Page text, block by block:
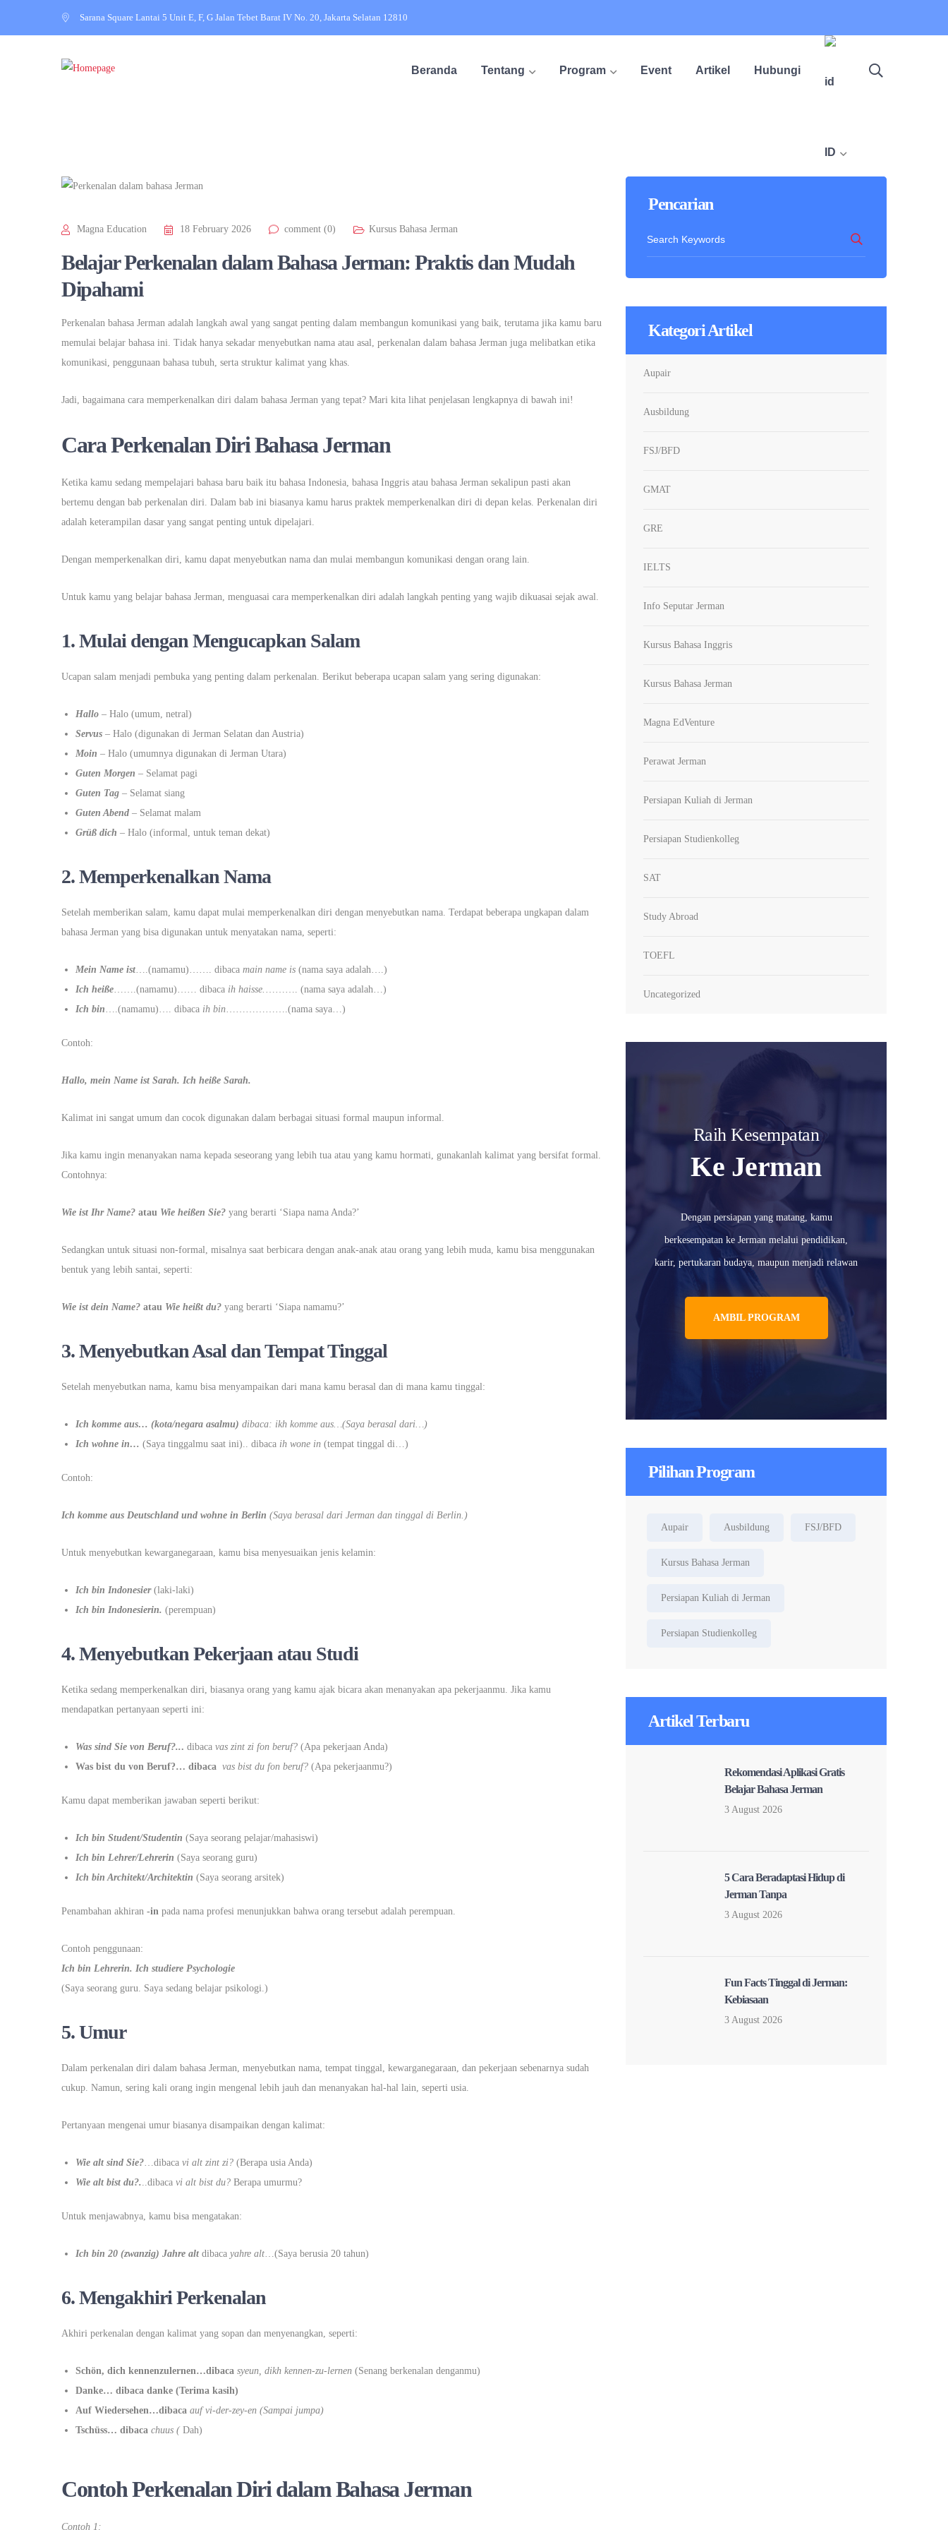
Sarana Square Lantai 5 Unit E, F, G Jalan Tebet Barat IV No. 20, Jakarta Selatan 12810
Beranda Tentang Program Event Artikel Hubungi
ID
Magna Education 18 February 2026 comment (0) Kursus Bahasa Jerman
Belajar Perkenalan dalam Bahasa Jerman: Praktis dan Mudah
Dipahami
Perkenalan bahasa Jerman adalah langkah awal yang sangat penting dalam membangun komunikasi yang baik, terutama jika kamu baru
memulai belajar bahasa ini. Tidak hanya sekadar menyebutkan nama atau asal, perkenalan dalam bahasa Jerman juga melibatkan etika
komunikasi, penggunaan bahasa tubuh, serta struktur kalimat yang khas.
Jadi, bagaimana cara memperkenalkan diri dalam bahasa Jerman yang tepat? Mari kita lihat penjelasan lengkapnya di bawah ini!
Cara Perkenalan Diri Bahasa Jerman
Ketika kamu sedang mempelajari bahasa baru baik itu bahasa Indonesia, bahasa Inggris atau bahasa Jerman sekalipun pasti akan
bertemu dengan bab perkenalan diri. Dalam bab ini biasanya kamu harus praktek memperkenalkan diri di depan kelas. Perkenalan diri
adalah keterampilan dasar yang sangat penting untuk dipelajari.
Dengan memperkenalkan diri, kamu dapat menyebutkan nama dan mulai membangun komunikasi dengan orang lain.
Untuk kamu yang belajar bahasa Jerman, menguasai cara memperkenalkan diri adalah langkah penting yang wajib dikuasai sejak awal.
1. Mulai dengan Mengucapkan Salam
Ucapan salam menjadi pembuka yang penting dalam perkenalan. Berikut beberapa ucapan salam yang sering digunakan:
Hallo – Halo (umum, netral)
Servus – Halo (digunakan di Jerman Selatan dan Austria)
Moin – Halo (umumnya digunakan di Jerman Utara)
Guten Morgen – Selamat pagi
Guten Tag – Selamat siang
Guten Abend – Selamat malam
Grüß dich – Halo (informal, untuk teman dekat)
2. Memperkenalkan Nama
Setelah memberikan salam, kamu dapat mulai memperkenalkan diri dengan menyebutkan nama. Terdapat beberapa ungkapan dalam
bahasa Jerman yang bisa digunakan untuk menyatakan nama, seperti:
Mein Name ist….(namamu)……. dibaca main name is (nama saya adalah….)
Ich heiße…….(namamu)…… dibaca ih haisse. ………. (nama saya adalah…)
Ich bin….(namamu)…. dibaca ih bin……………….(nama saya…)
Contoh:
Hallo, mein Name ist Sarah. Ich heiße Sarah.
Kalimat ini sangat umum dan cocok digunakan dalam berbagai situasi formal maupun informal.
Jika kamu ingin menanyakan nama kepada seseorang yang lebih tua atau yang kamu hormati, gunakanlah kalimat yang bersifat formal.
Contohnya:
Wie ist Ihr Name? atau Wie heißen Sie? yang berarti ‘Siapa nama Anda?’
Sedangkan untuk situasi non-formal, misalnya saat berbicara dengan anak-anak atau orang yang lebih muda, kamu bisa menggunakan
bentuk yang lebih santai, seperti:
Wie ist dein Name? atau Wie heißt du? yang berarti ‘Siapa namamu?’
3. Menyebutkan Asal dan Tempat Tinggal
Setelah menyebutkan nama, kamu bisa menyampaikan dari mana kamu berasal dan di mana kamu tinggal:
Ich komme aus… (kota/negara asalmu) dibaca: ikh komme aus…(Saya berasal dari…)
Ich wohne in… (Saya tinggalmu saat ini).. dibaca ih wone in (tempat tinggal di…)
Contoh:
Ich komme aus Deutschland und wohne in Berlin (Saya berasal dari Jerman dan tinggal di Berlin.)
Untuk menyebutkan kewarganegaraan, kamu bisa menyesuaikan jenis kelamin:
Ich bin Indonesier (laki-laki)
Ich bin Indonesierin. (perempuan)
4. Menyebutkan Pekerjaan atau Studi
Ketika sedang memperkenalkan diri, biasanya orang yang kamu ajak bicara akan menanyakan apa pekerjaanmu. Jika kamu
mendapatkan pertanyaan seperti ini:
Was sind Sie von Beruf?... dibaca vas zint zi fon beruf? (Apa pekerjaan Anda)
Was bist du von Beruf?… dibaca vas bist du fon beruf? (Apa pekerjaanmu?)
Kamu dapat memberikan jawaban seperti berikut:
Ich bin Student/Studentin (Saya seorang pelajar/mahasiswi)
Ich bin Lehrer/Lehrerin (Saya seorang guru)
Ich bin Architekt/Architektin (Saya seorang arsitek)
Penambahan akhiran -in pada nama profesi menunjukkan bahwa orang tersebut adalah perempuan.
Contoh penggunaan:
Ich bin Lehrerin. Ich studiere Psychologie
(Saya seorang guru. Saya sedang belajar psikologi.)
5.Umur
Dalam perkenalan diri dalam bahasa Jerman, menyebutkan nama, tempat tinggal, kewarganegaraan, dan pekerjaan sebenarnya sudah
cukup. Namun, sering kali orang ingin mengenal lebih jauh dan menanyakan hal-hal lain, seperti usia.
Pertanyaan mengenai umur biasanya disampaikan dengan kalimat:
Wie alt sind Sie?…dibaca vi alt zint zi? (Berapa usia Anda)
Wie alt bist du?. ..dibaca vi alt bist du? Berapa umurmu?
Untuk menjawabnya, kamu bisa mengatakan:
Ich bin 20 (zwanzig) Jahre alt dibaca yahre alt…(Saya berusia 20 tahun)
6. Mengakhiri Perkenalan
Akhiri perkenalan dengan kalimat yang sopan dan menyenangkan, seperti:
Schön, dich kennenzulernen…dibaca syeun, dikh kennen-zu-lernen (Senang berkenalan denganmu)
Danke… dibaca danke (Terima kasih)
Auf Wiedersehen…dibaca auf vi-der-zey-en (Sampai jumpa)
Tschüss… dibaca chuus ( Dah)
Contoh Perkenalan Diri dalam Bahasa Jerman
Contoh 1:
Pencarian
Kategori Artikel
Aupair
Ausbildung
FSJ/BFD
GMAT
GRE
IELTS
Info Seputar Jerman
Kursus Bahasa Inggris
Kursus Bahasa Jerman
Magna EdVenture
Perawat Jerman
Persiapan Kuliah di Jerman
Persiapan Studienkolleg
SAT
Study Abroad
TOEFL
Uncategorized
Raih Kesempatan
Ke Jerman
Dengan persiapan yang matang, kamu
berkesempatan ke Jerman melalui pendidikan,
karir, pertukaran budaya, maupun menjadi relawan
AMBIL PROGRAM
Pilihan Program
Aupair Ausbildung FSJ/BFD
Kursus Bahasa Jerman
Persiapan Kuliah di Jerman
Persiapan Studienkolleg
Artikel Terbaru
Rekomendasi Aplikasi Gratis
Belajar Bahasa Jerman
3 August 2026
5 Cara Beradaptasi Hidup di
Jerman Tanpa
3 August 2026
Fun Facts Tinggal di Jerman:
Kebiasaan
3 August 2026